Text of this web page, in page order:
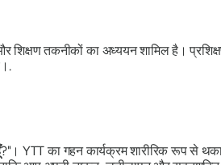
शिक्षण तकनीकों का अध्ययन शामिल है।
?"। YTT का गहन कार्यक्रम शारीरिक रूप से